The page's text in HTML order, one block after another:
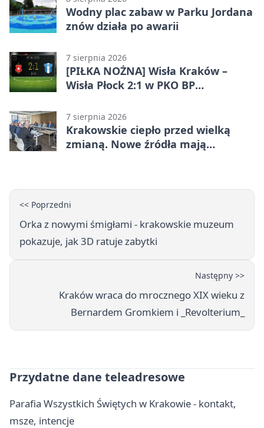
Wodny plac zabaw w Parku Jordana
znów działa po awarii
7 sierpnia 2026
[PIŁKA NOŻNA] Wisła Kraków –
Wisła Płock 2:1 w PKO BP
ważnymi punktami
7 sierpnia 2026
Krakowskie ciepło przed wielką
zmianą. Nowe źródła mają
<< Poprzedni
Orka z nowymi śmigłami - krakowskie muzeum
pokazuje, jak 3D ratuje zabytki
Następny >>
Kraków wraca do mrocznego XIX wieku z
Bernardem Gromkiem i _Revolterium_
Przydatne dane teleadresowe
Parafia Wszystkich Świętych w Krakowie - kontakt,
msze, intencje